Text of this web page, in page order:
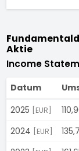
Aktie
Income
Datum
2025
[EUR]
2024
[EUR]